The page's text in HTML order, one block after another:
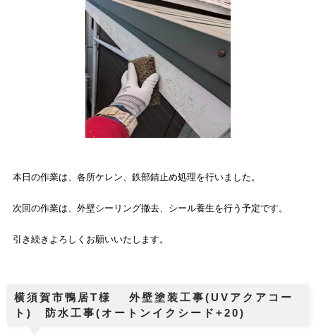
本日の作業は、各所ケレン、鉄部錆止め処理を行いました。
次回の作業は、外壁シーリング撤去、シール養生を行う予定です。
引き続きよろしくお願いいたします。
横須賀市鴨居T様 外壁塗装工事(UVアクアコー
ト) 防水工事(オートンイクシード+20)